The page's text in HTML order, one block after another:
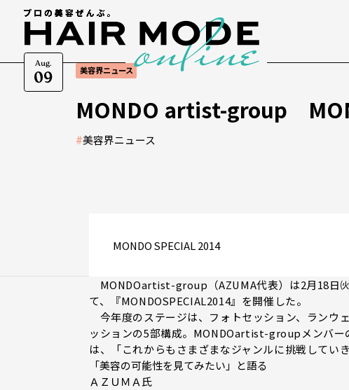
Aug.
09 美容界ニュース
MONDO artist-group
#美容界ニュース
MONDO SPECIAL 2014
MONDOartist-group（AZUMA代表）は2月18日
て、『MONDOSPECIAL2014』を開催した。
今年度のステージは、フォトセッション、ランウ
ッションの5部構成。MONDOartist-groupメンバー
は、「これからもさまざまなジャンルに挑戦してい
「美容の可能性を見てみたい」と語る
ＡＺＵＭＡ氏